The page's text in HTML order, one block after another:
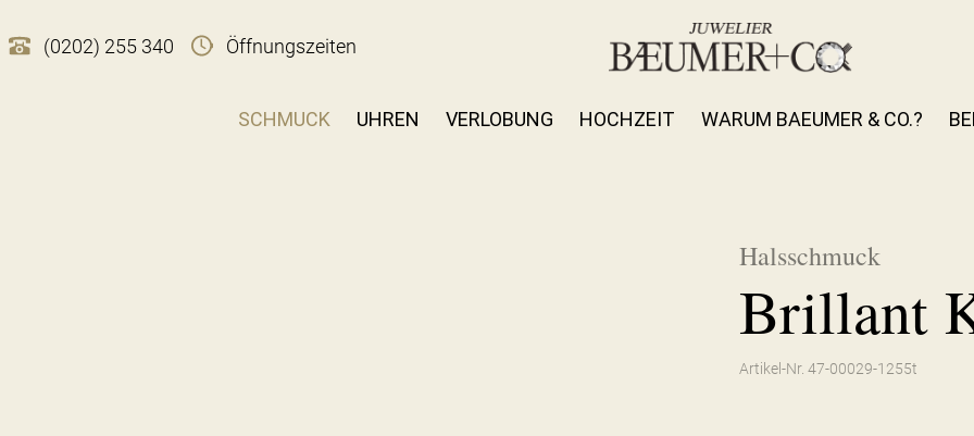
(0202) 255 340 Öffnungszeiten
SCHMUCK UHREN VERLOBUNG HOCHZEIT WARUM BAEUMER & CO.?
Halsschmuck
Brillant
Artikel-Nr. 47-00029-1255t